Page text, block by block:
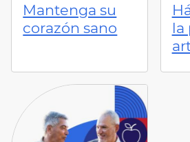
Mantenga su
corazón sano
la